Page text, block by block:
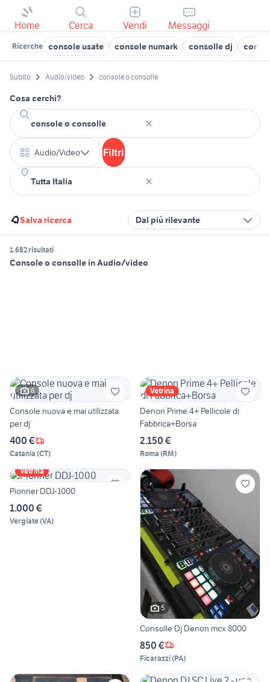
Home Cerca Vendi Messaggi
Ricerche console usate console numark consolle dj
Subito Audio/video console o consolle
Cosa cerchi?
Audio/Video Filtri
Salva ricerca Dal più rilevante
1.682 risultati
Console o consolle in Audio/video
6
Console nuova e mai utilizzata
per dj
400 €
Catania (CT)
Vetrina
Denon Prime 4+ Pellicole di
Fabbrica+Borsa
2.150 €
Roma (RM)
Vetrina
Pionner DDJ-1000
1.000 €
Vergiate(VA)
5
Consolle Dj Denon mcx 8000
850 €
Ficarazzi(PA)